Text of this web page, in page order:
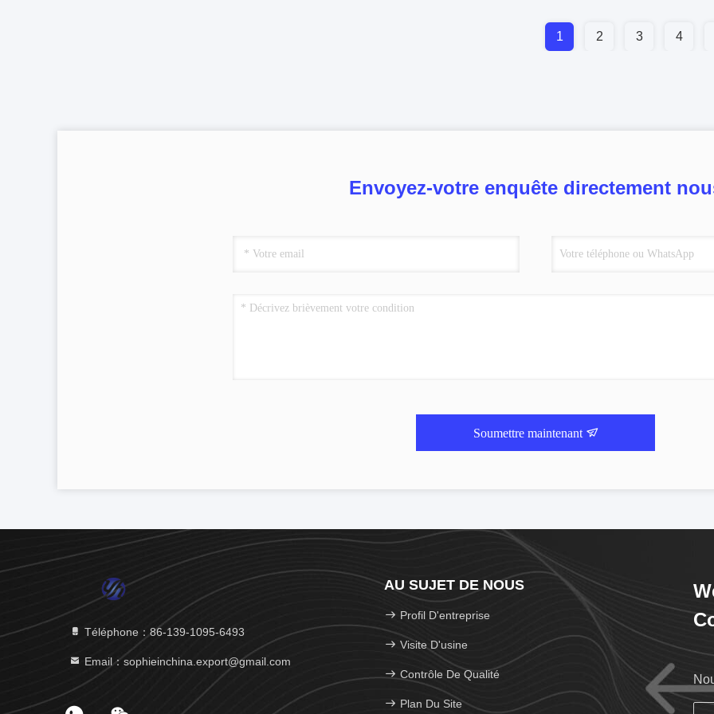
1 2 3 4
Envoyez-votre enquête directement
Soumettre maintenant
Téléphone：86-139-1095-6493
Email：sophieinchina.export@gmail.com
AU SUJET DE NOUS
Profil D'entreprise
Visite D'usine
Contrôle De Qualité
Plan Du Site